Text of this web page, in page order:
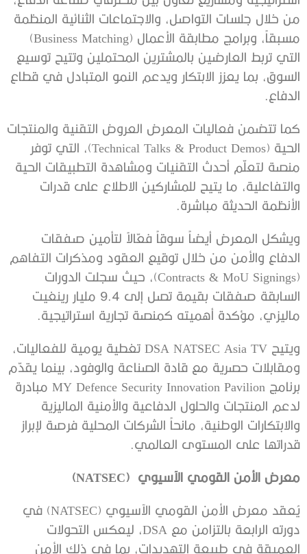
من خلال جلسات التواصل، والاجتماعات الثنائية المنظمة
مسبقاً، وبرامج مطابقة الأعمال (Business Matching)
التي تربط العارضين بالمشترين المحتملين وتتيح توسيع
السوق، بما يعزز الابتكار ويدعم النمو المتبادل في قطاع
الدفاع.
كما تتضمن فعاليات المعرض العروض التقنية والمنتجات
الحية (Technical Talks & Product Demos)، التي توفر
منصة لتعلّم أحدث التقنيات ومشاهدة التطبيقات الحية
والتفاعلية، ما يتيح للمشاركين الاطلاع على قدرات
الأنظمة الحديثة مباشرة.
ويشكل المعرض أيضاً سوقاً فعّالاً لتأمين صفقات
الدفاع والأمن من خلال توقيع العقود ومذكرات التفاهم
(Contracts & MoU Signings)، حيث سجلت الدورات
السابقة صفقات بقيمة تصل إلى 9.4 مليار رينغيت
ماليزي، مؤكدة أهميته كمنصة تجارية استراتيجية.
ويتيح DSA NATSEC Asia TV تغطية يومية للفعاليات،
ومقابلات حصرية مع قادة الصناعة والوفود، بينما يقدّم
برنامج MY Defence Security Innovation Pavilion مبادرة
لدعم المنتجات والحلول الدفاعية والأمنية الماليزية
والابتكارات الوطنية، مانحاً الشركات المحلية فرصة لإبراز
قدراتها على المستوى العالمي.
معرض الأمن القومي الآسيوي (NATSEC)
يُعقد معرض الأمن القومي الآسيوي (NATSEC) في
دورته الرابعة بالتزامن مع DSA، ليعكس التحولات
العميقة في طبيعة التهديدات، بما في ذلك الأمن